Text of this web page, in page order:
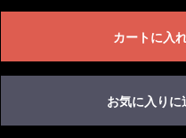
カートに入
お気に入りに